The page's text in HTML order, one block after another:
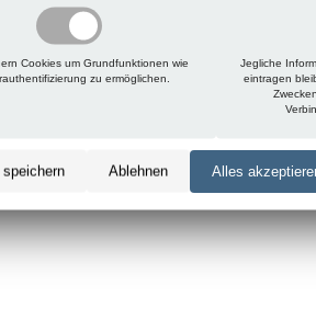
Cookies um Grundfunktionen wie
zu ermöglichen.
Jegliche
eintragen
Ablehnen Alles